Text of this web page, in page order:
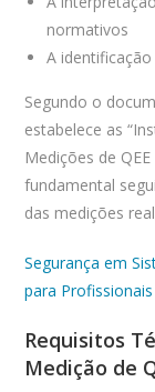
normativos
A
Segundo o
estabelece as
Medições de
fundamental
das medições
Segurança em
para Profissionais
Requisitos
Medição de